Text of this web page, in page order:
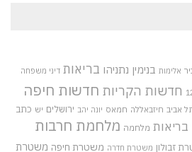
אלימות בנימין נתניהו בריאות דיני משפחה
חדשות הקריות חדשות חיפה
אביב חיזבאללה חמאס יונה יהב ירושלים יש כתב
בריאות מלחמה מלחמת חרבות
זבולון משטרת חדרה משטרת חיפה משטרת